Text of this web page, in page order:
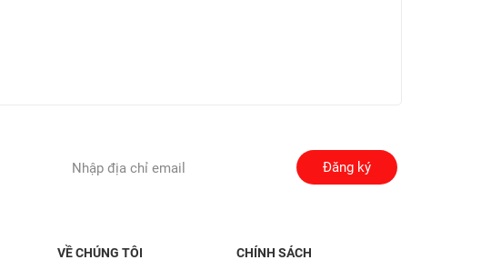
Đăng ký
VỀ CHÚNG TÔI CHÍNH SÁCH